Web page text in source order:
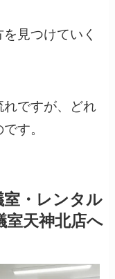
見つけていく
ですが、どれ
す。
室・レンタル
室天神北店へ